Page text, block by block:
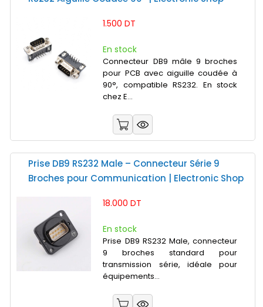
1.500 DT
En stock
Connecteur DB9 mâle 9 broches
pour PCB avec aiguille coudée à
90°, compatible RS232. En stock
chez E...
Prise DB9 RS232 Male – Connecteur Série 9
Broches pour Communication | Electronic Shop
18.000 DT
En stock
Prise DB9 RS232 Male, connecteur
9 broches standard pour
transmission série, idéale pour
équipements...